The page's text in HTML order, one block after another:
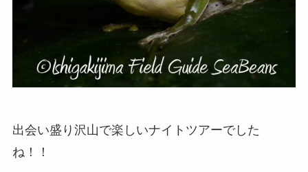
出会い盛り沢山で楽しいナイトツアーでした
ね！！